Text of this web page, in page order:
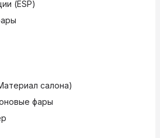
(ESP)
салона)
фары